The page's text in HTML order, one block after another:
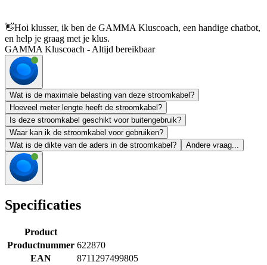
👋Hoi klusser, ik ben de GAMMA Kluscoach, een handige chatbot,
en help je graag met je klus.
GAMMA Kluscoach - Altijd bereikbaar
Wat is de maximale belasting van deze stroomkabel?
Hoeveel meter lengte heeft de stroomkabel?
Is deze stroomkabel geschikt voor buitengebruik?
Waar kan ik de stroomkabel voor gebruiken?
Wat is de dikte van de aders in de stroomkabel?
Andere vraag...
Specificaties
Product
Productnummer 622870
EAN
8711297499805